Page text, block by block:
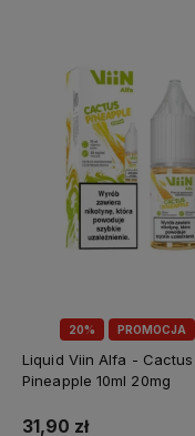
20% PROMOCJA
Liquid Viin Alfa - Cactus
Pineapple 10ml 20mg
31,90 zł